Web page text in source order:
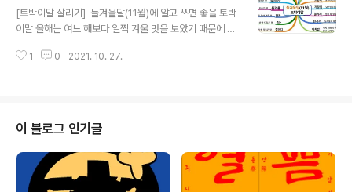
뜻과 생각이 있었던 것이었다. 그 동안에 영국으로 불국으
로 아메리카로 하와이로 두르면서도, 늘 머리에는 왜족의
계 각처에 흩어져 있는 약소 민족들을 찾아보고 그 실정과
[토박이말 살리기]-들겨울달(11월)에 알고 쓰면 좋을 토박
이말 올해는 여느 해보다 일찍 겨울 맛을 보았기 때문에 서
실을 다니시는 분이나 밖에 수레를 세워 두시는 분은 벌써
잎이 되지도 못하고 잿빛으로 바뀌는 것을 보고 아쉬움을
느끼신 분도 계셨을 것입니다. 그래도 가을 나들이를 떠나
시는 분들은 코숭이 곳곳에 남아 있는 가을빛들을 보실 수
있을 것입니다. 머지않아 바람에 날려 떨어지는 노란 은행
잎이며 이미 떨어져 가루가 된 가랑잎들이 달리는 수레를
1 0 2021. 10. 27.
이 블로그 인기글